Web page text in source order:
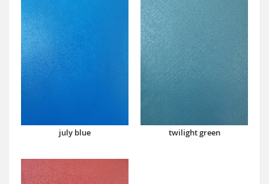
july blue twilight green